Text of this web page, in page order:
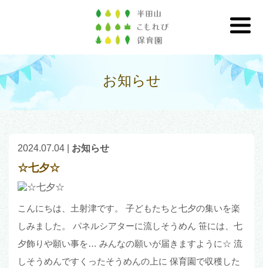
お知らせ
2024.07.04 お知らせ
☆七夕☆
こんにちは、土射津です。 子どもたちと七夕の集いを楽
しみました。 パネルシアターに流しそうめん 笹には、七
夕飾りや願い事を… みんなの願いが届きますように☆ 流
しそうめんですくったそうめんの上に 保育園で収穫した